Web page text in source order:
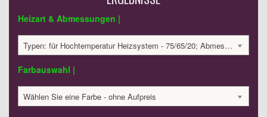
Heizart & Abmessungen |
Typen: für Hochtemperatur Heizsystem - 75/65/20; Abmessungen: 640x200x30 mm; 124 Watt:; 528.56 €
Farbauswahl |
Wählen Sie eine Farbe - ohne Aufpreis